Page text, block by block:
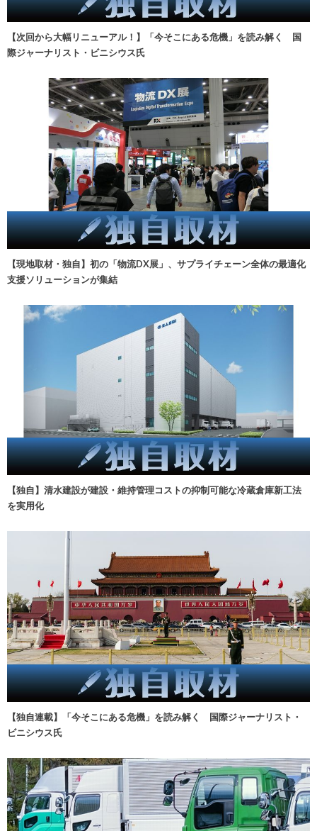
【次回から大幅リニューアル！】「今そこにある危機」を読み解く 国
際ジャーナリスト・ビニシウス氏
【現地取材・独自】初の「物流DX展」、サプライチェーン全体の最適化
支援ソリューションが集結
【独自】清水建設が建設・維持管理コストの抑制可能な冷蔵倉庫新工法
を実用化
【独自連載】「今そこにある危機」を読み解く 国際ジャーナリスト・
ビニシウス氏